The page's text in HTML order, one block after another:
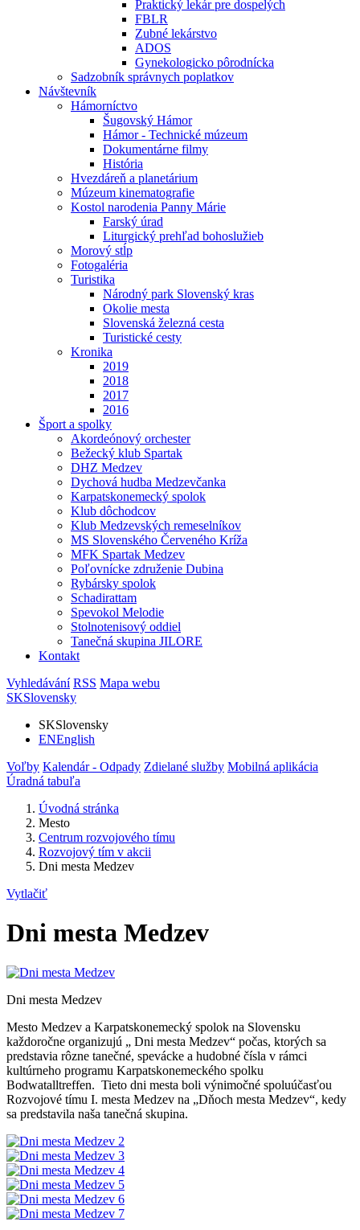
Praktický lekár pre dospelých
FBLR
Zubné lekárstvo
ADOS
Gynekologicko pôrodnícka
Sadzobník správnych poplatkov
Návštevník
Hámorníctvo
Šugovský Hámor
Hámor - Technické múzeum
Dokumentárne filmy
História
Hvezdáreň a planetárium
Múzeum kinematografie
Kostol narodenia Panny Márie
Farský úrad
Liturgický prehľad bohoslužieb
Morový stĺp
Fotogaléria
Turistika
Národný park Slovenský kras
Okolie mesta
Slovenská železná cesta
Turistické cesty
Kronika
2019
2018
2017
2016
Šport a spolky
Akordeónový orchester
Bežecký klub Spartak
DHZ Medzev
Dychová hudba Medzevčanka
Karpatskonemecký spolok
Klub dôchodcov
Klub Medzevských remeselníkov
MS Slovenského Červeného Kríža
MFK Spartak Medzev
Poľovnícke združenie Dubina
Rybársky spolok
Schadirattam
Spevokol Melodie
Stolnotenisový oddiel
Tanečná skupina JILORE
Kontakt
Vyhledávání RSS Mapa webu
SKSlovensky
SKSlovensky
ENEnglish
Voľby Kalendár - Odpady Zdielané služby Mobilná aplikácia
Úradná tabuľa
Úvodná stránka
Mesto
Centrum rozvojového tímu
Rozvojový tím v akcii
Dni mesta Medzev
Vytlačiť
Dni mesta Medzev
Dni mesta Medzev
Mesto Medzev a Karpatskonemecký spolok na Slovensku
každoročne organizujú „ Dni mesta Medzev“ počas, ktorých sa
predstavia rôzne tanečné, spevácke a hudobné čísla v rámci
kultúrneho programu Karpatskonemeckého spolku
Bodwatalltreffen. Tieto dni mesta boli výnimočné spoluúčasťou
Rozvojové tímu I. mesta Medzev na „Dňoch mesta Medzev“, kedy
sa predstavila naša tanečná skupina.